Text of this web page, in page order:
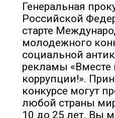
Генеральная
Российской
старте
молодежного
социальной
рекламы «Вместе
коррупции!».
конкурсе могут
любой страны
10 до 25 лет. Вы